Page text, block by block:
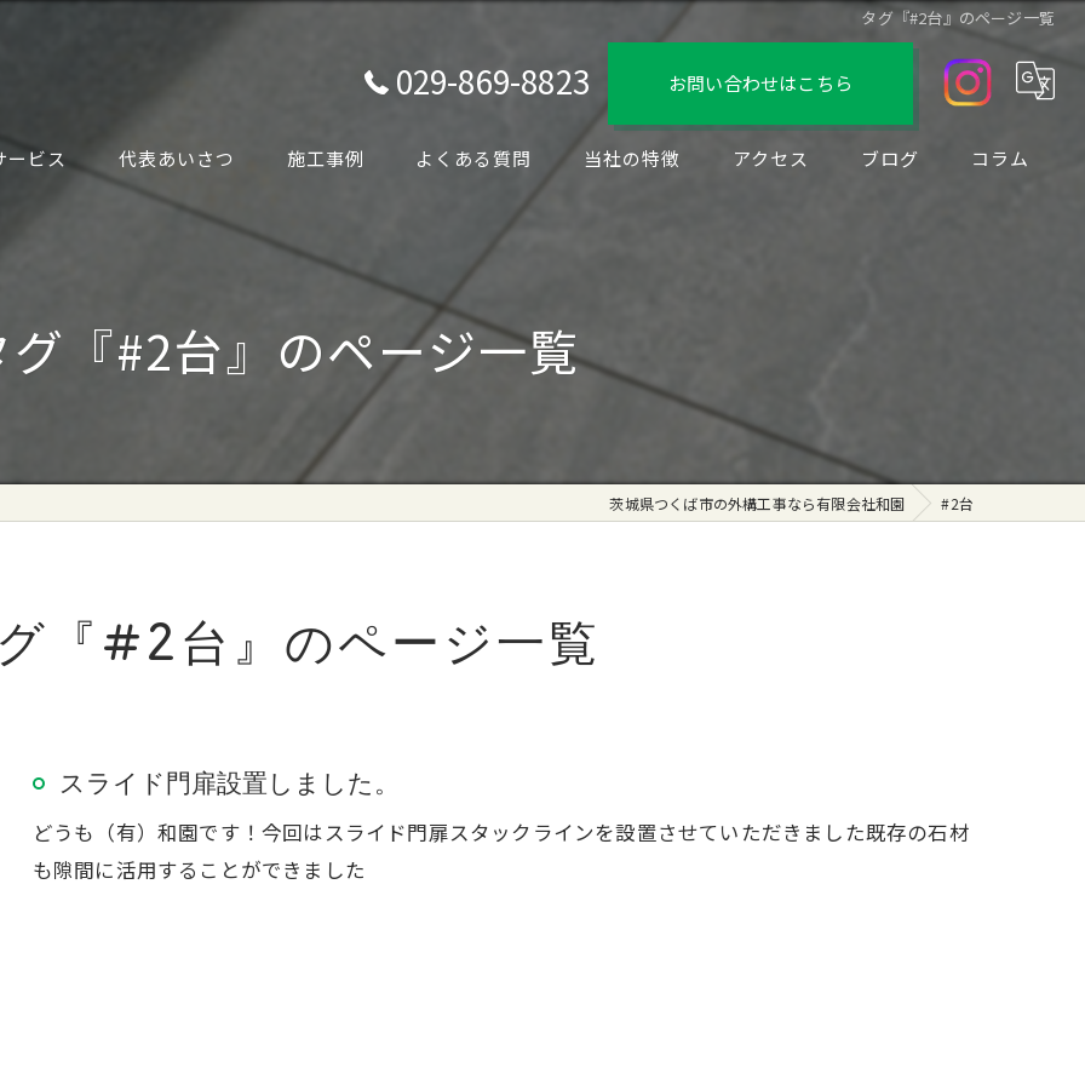
タグ『#2台』のページ一覧
029-869-8823 お問い合わせはこちら
ービス 代表あいさつ 施工事例 よくある質問 当社の特徴
駐車場
アクセス ブログ コラム
『#2台』のページ一覧
茨城県つくば市の外構工事なら有限会社和園 #2台
『#2台』のページ一覧
スライド門扉設置しました。
どうも（有）和園です！今回はスライド門扉スタックラインを設置させていただきました既存の石材
も隙間に活用することができました